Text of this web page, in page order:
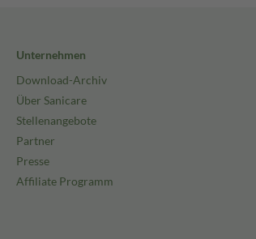
Unternehmen
Download-Archiv
Über Sanicare
Stellenangebote
Partner
Presse
Affiliate Programm